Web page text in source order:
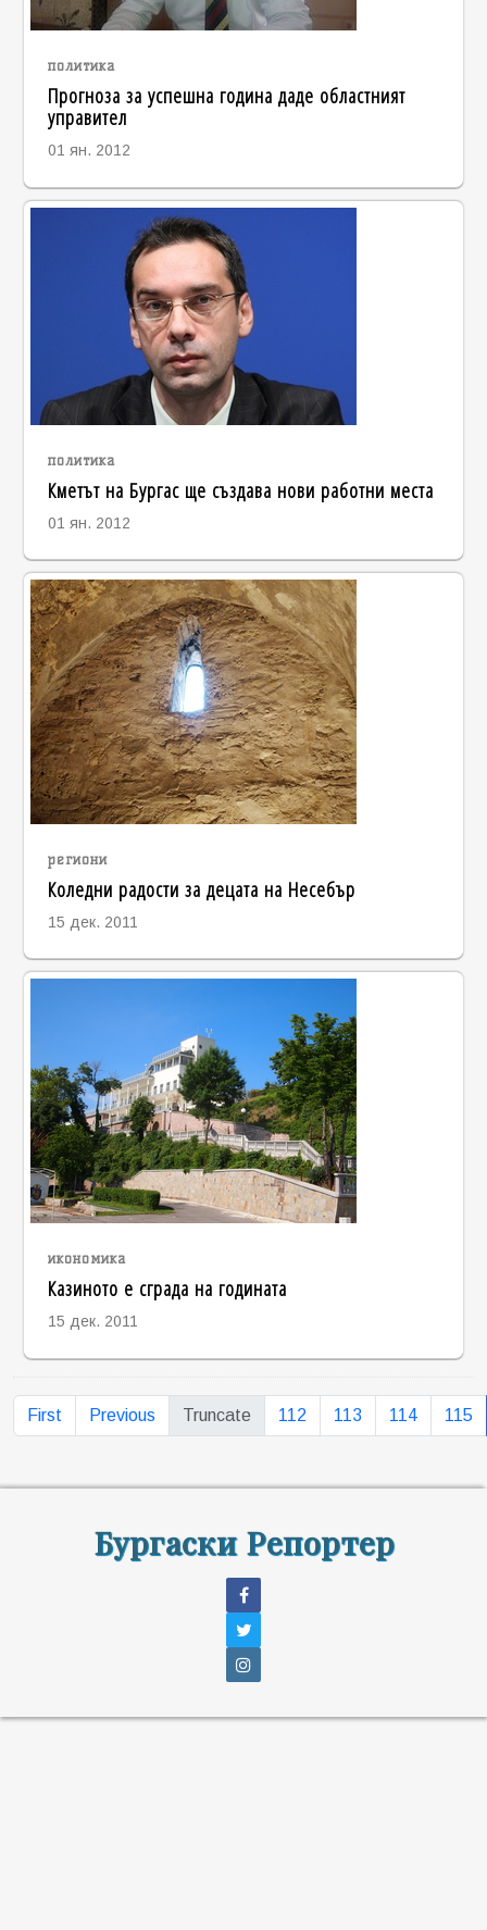
политика
Прогноза за успешна година даде областният
управител
01 ян. 2012
политика
Кметът на Бургас ще създава нови работни места
01 ян. 2012
региони
Коледни радости за децата на Несебър
15 дек. 2011
икономика
Казиното е сграда на годината
15 дек. 2011
First Previous Truncate 112 113 114 115
Бургаски Репортер